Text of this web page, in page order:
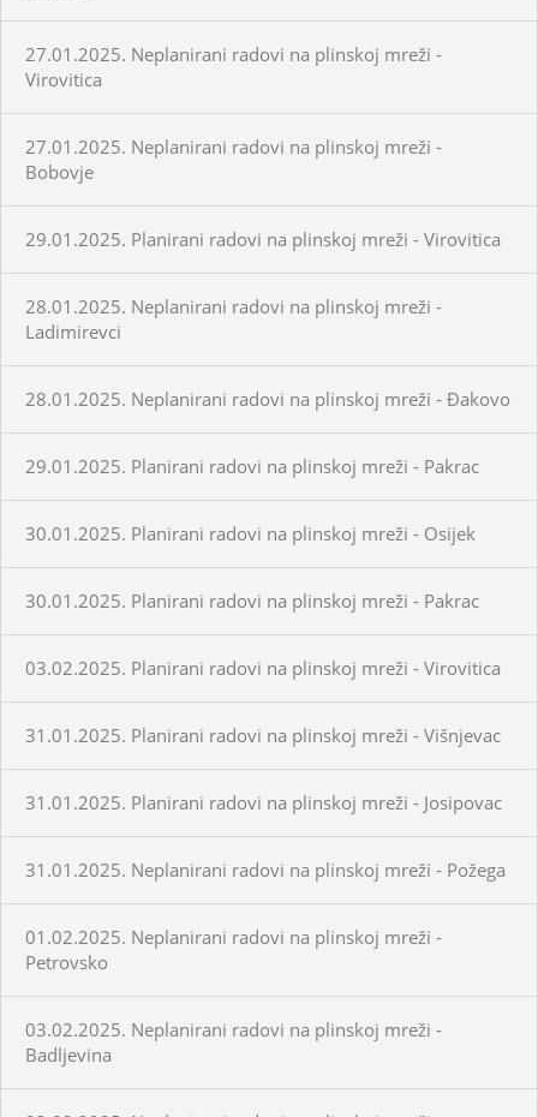
27.01.2025. Neplanirani radovi na plinskoj mreži -
Virovitica
27.01.2025. Neplanirani radovi na plinskoj mreži -
Bobovje
29.01.2025. Planirani radovi na plinskoj mreži - Virovitica
28.01.2025. Neplanirani radovi na plinskoj mreži -
Ladimirevci
28.01.2025. Neplanirani radovi na plinskoj mreži - Đakovo
29.01.2025. Planirani radovi na plinskoj mreži - Pakrac
30.01.2025. Planirani radovi na plinskoj mreži - Osijek
30.01.2025. Planirani radovi na plinskoj mreži - Pakrac
03.02.2025. Planirani radovi na plinskoj mreži - Virovitica
31.01.2025. Planirani radovi na plinskoj mreži - Višnjevac
31.01.2025. Planirani radovi na plinskoj mreži - Josipovac
31.01.2025. Neplanirani radovi na plinskoj mreži - Požega
01.02.2025. Neplanirani radovi na plinskoj mreži -
Petrovsko
03.02.2025. Neplanirani radovi na plinskoj mreži -
Badljevina